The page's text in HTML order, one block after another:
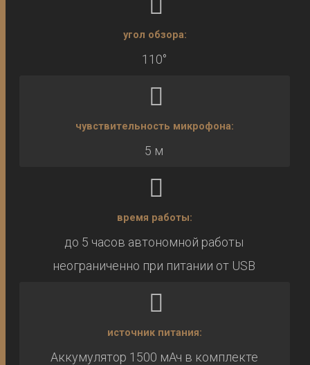
угол обзора:
110°
чувствительность микрофона:
5 м
время работы:
до 5 часов автономной работы
неограниченно при питании от USB
источник питания:
Аккумулятор 1500 мАч в комплекте